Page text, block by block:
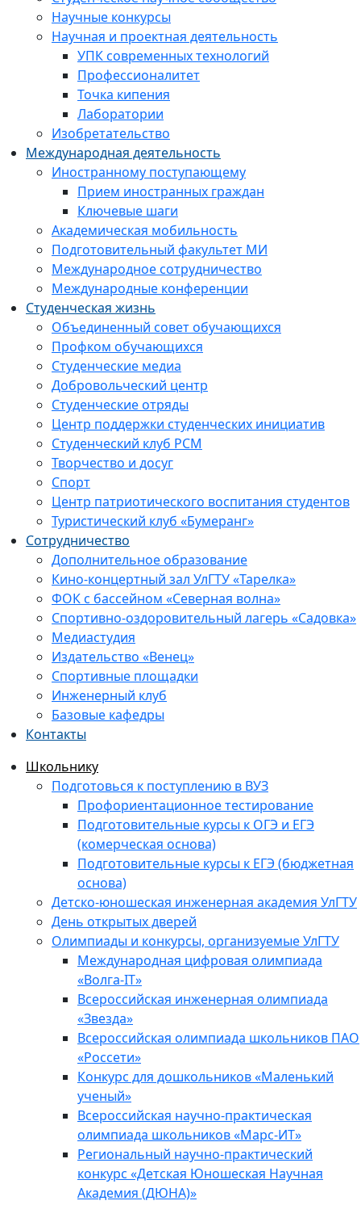
Научные конкурсы
Научная и проектная деятельность
УПК современных технологий
Профессионалитет
Точка кипения
Лаборатории
Изобретательство
Международная деятельность
Иностранному поступающему
Прием иностранных граждан
Ключевые шаги
Академическая мобильность
Подготовительный факультет МИ
Международное сотрудничество
Международные конференции
Студенческая жизнь
Объединенный совет обучающихся
Профком обучающихся
Студенческие медиа
Добровольческий центр
Студенческие отряды
Центр поддержки студенческих инициатив
Студенческий клуб РСМ
Творчество и досуг
Спорт
Центр патриотического воспитания студентов
Туристический клуб «Бумеранг»
Сотрудничество
Дополнительное образование
Кино-концертный зал УлГТУ «Тарелка»
ФОК с бассейном «Северная волна»
Спортивно-оздоровительный лагерь «Садовка»
Медиастудия
Издательство «Венец»
Спортивные площадки
Инженерный клуб
Базовые кафедры
Контакты
Школьнику
Подготовься к поступлению в ВУЗ
Профориентационное тестирование
Подготовительные курсы к ОГЭ и ЕГЭ
(комерческая основа)
Подготовительные курсы к ЕГЭ (бюджетная
основа)
Детско-юношеская инженерная академия УлГТУ
День открытых дверей
Олимпиады и конкурсы, организуемые УлГТУ
Международная цифровая олимпиада
«Волга-IT»
Всероссийская инженерная олимпиада
«Звезда»
Всероссийская олимпиада школьников ПАО
«Россети»
Конкурс для дошкольников «Маленький
ученый»
Всероссийская научно-практическая
олимпиада школьников «Марс-ИТ»
Региональный научно-практический
конкурс «Детская Юношеская Научная
Академия (ДЮНА)»